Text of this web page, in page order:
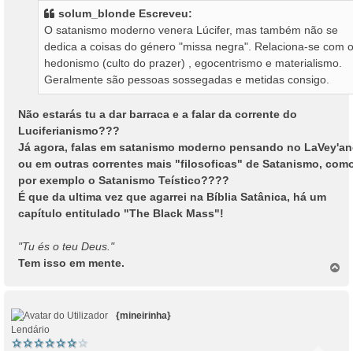
solum_blonde Escreveu:
O satanismo moderno venera Lúcifer, mas também não se
dedica a coisas do género "missa negra". Relaciona-se com o
hedonismo (culto do prazer) , egocentrismo e materialismo.
Geralmente são pessoas sossegadas e metidas consigo.
Não estarás tu a dar barraca e a falar da corrente do
Luciferianismo???
Já agora, falas em satanismo moderno pensando no
ou em outras correntes mais "filosoficas" de Satanismo,
por exemplo o Satanismo Teístico????
É que da ultima vez que agarrei na Bíblia Satânica, há um
capítulo entitulado "The Black Mass"!
"Tu és o teu Deus."
Tem isso em mente.
{mineirinha}
Lendário